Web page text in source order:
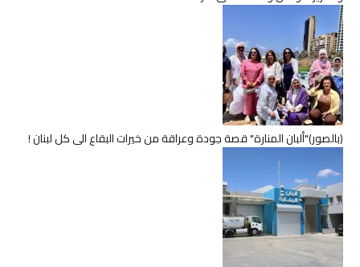
(بالصور)"ألبان المنارة" قصة جودة وعراقة من خيرات البقاع الى كل لبنان !